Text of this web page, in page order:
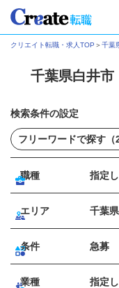
クリエイト転職・求人TOP ＞千葉
千葉県白井市
検索条件の設定
職種 指定
エリア 千葉
条件 急募
業種 指定